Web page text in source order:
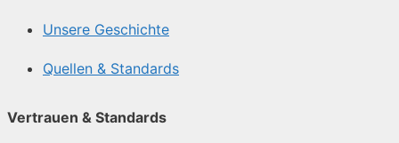
Unsere Geschichte
Quellen & Standards
Vertrauen & Standards